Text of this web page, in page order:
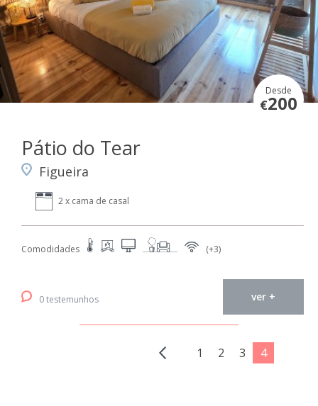
Desde
€200
Pátio do Tear
Figueira
2 x cama de casal
Comodidades (+3)
0 testemunhos ver +
1 2 3 4